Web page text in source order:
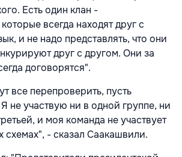
Есть один клан -
всегда находят друг с
и не надо представлять, что они
друг с другом. Они за
договорятся".
все перепроверить, пусть
не участвую ни в одной группе, ни
и моя команда не участвует
схемах", - сказал Саакашвили.